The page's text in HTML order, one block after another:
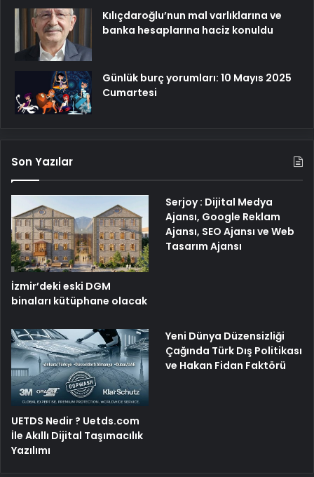
Kılıçdaroğlu’nun mal varlıklarına ve
banka hesaplarına haciz konuldu
Günlük burç yorumları: 10 Mayıs 2025
Cumartesi
Son Yazılar
İzmir’deki eski DGM
binaları kütüphane olacak
Serjoy : Dijital Medya
Ajansı, Google Reklam
Ajansı, SEO Ajansı ve Web
Tasarım Ajansı
UETDS Nedir ? Uetds.com
İle Akıllı Dijital Taşımacılık
Yazılımı
Yeni Dünya Düzensizliği
Çağında Türk Dış Politikası
ve Hakan Fidan Faktörü